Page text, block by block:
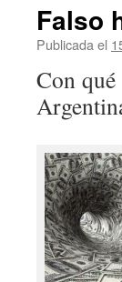
Falso
Publicada el
Con